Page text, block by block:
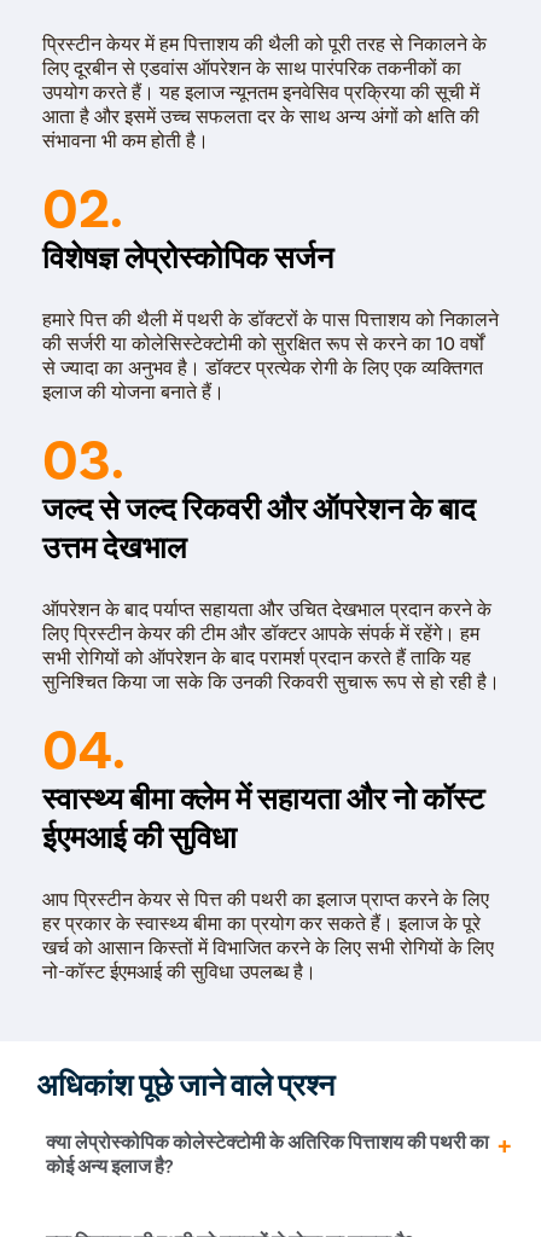
प्रिस्टीन केयर में हम पित्ताशय की थैली को पूरी तरह से निकालने के
लिए दूरबीन से एडवांस ऑपरेशन के साथ पारंपरिक तकनीकों का
उपयोग करते हैं। यह इलाज न्यूनतम इनवेसिव प्रक्रिया की सूची में
आता है और इसमें उच्च सफलता दर के साथ अन्य अंगों को क्षति की
संभावना भी कम होती है।
02.
विशेषज्ञ लेप्रोस्कोपिक सर्जन
हमारे पित्त की थैली में पथरी के डॉक्टरों के पास पित्ताशय को निकालने
की सर्जरी या कोलेसिस्टेक्टोमी को सुरक्षित रूप से करने का 10 वर्षों
से ज्यादा का अनुभव है। डॉक्टर प्रत्येक रोगी के लिए एक व्यक्तिगत
इलाज की योजना बनाते हैं।
03.
जल्द से जल्द रिकवरी और ऑपरेशन के बाद
उत्तम देखभाल
ऑपरेशन के बाद पर्याप्त सहायता और उचित देखभाल प्रदान करने के
लिए प्रिस्टीन केयर की टीम और डॉक्टर आपके संपर्क में रहेंगे। हम
सभी रोगियों को ऑपरेशन के बाद परामर्श प्रदान करते हैं ताकि यह
सुनिश्चित किया जा सके कि उनकी रिकवरी सुचारू रूप से हो रही है।
04.
स्वास्थ्य बीमा क्लेम में सहायता और नो कॉस्ट
ईएमआई की सुविधा
आप प्रिस्टीन केयर से पित्त की पथरी का इलाज प्राप्त करने के लिए
हर प्रकार के स्वास्थ्य बीमा का प्रयोग कर सकते हैं। इलाज के पूरे
खर्च को आसान किस्तों में विभाजित करने के लिए सभी रोगियों के लिए
नो-कॉस्ट ईएमआई की सुविधा उपलब्ध है।
अधिकांश पूछे जाने वाले प्रश्न
क्या लेप्रोस्कोपिक कोलेस्टेक्टोमी के अतिरिक पित्ताशय की पथरी का
कोई अन्य इलाज है?